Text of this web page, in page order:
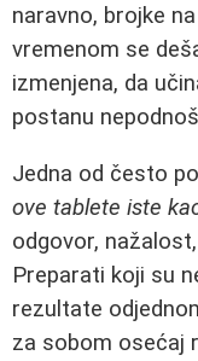
naravno, brojke
vremenom se
izmenjena, da
postanu
Jedna od često
ove tablete iste
odgovor,
Preparati koji su
rezultate
za sobom osećaj